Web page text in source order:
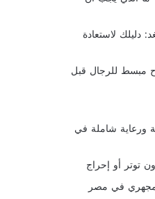
دليلك لاستعادة
مبسط للرجال قبل
ورعاية شاملة في
توتر أو إحراج
في مصر